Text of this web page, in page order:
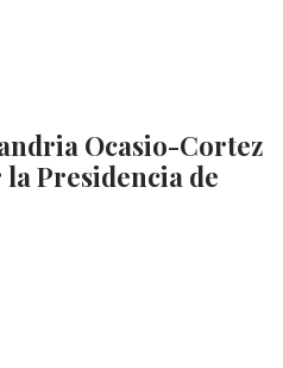
Ocasio-Cortez
Presidencia de